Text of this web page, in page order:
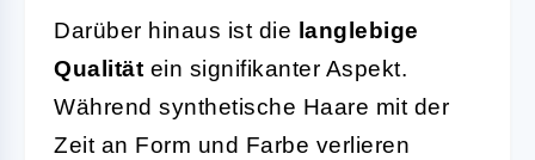
Darüber hinaus ist die langlebige
Qualität ein signifikanter Aspekt.
Während synthetische Haare mit der
Zeit an Form und Farbe verlieren